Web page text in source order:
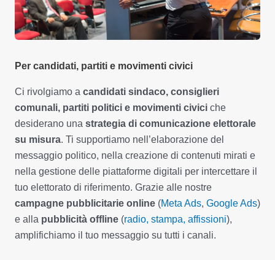
Per candidati, partiti e movimenti civici
Ci rivolgiamo a candidati sindaco, consiglieri
comunali, partiti politici e movimenti civici che
desiderano una strategia di comunicazione elettorale
su misura. Ti supportiamo nell’elaborazione del
messaggio politico, nella creazione di contenuti mirati e
nella gestione delle piattaforme digitali per intercettare il
tuo elettorato di riferimento. Grazie alle nostre
campagne pubblicitarie online (Meta Ads, Google Ads)
e alla pubblicità offline (radio, stampa, affissioni),
amplifichiamo il tuo messaggio su tutti i canali.